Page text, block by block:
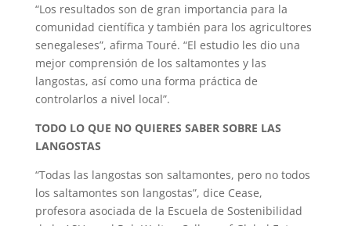
“Los resultados son de gran importancia para la
comunidad científica y también para los agricultores
senegaleses”, afirma Touré. “El estudio les dio una
mejor comprensión de los saltamontes y las
langostas, así como una forma práctica de
controlarlos a nivel local”.
TODO LO QUE NO QUIERES SABER SOBRE LAS
LANGOSTAS
“Todas las langostas son saltamontes, pero no todos
los saltamontes son langostas”, dice Cease,
profesora asociada de la Escuela de Sostenibilidad